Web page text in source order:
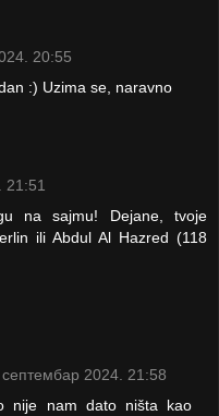
20:55
:) Uzima se, naravno
21:51
na sajmu! Dejane, tvoje
ili Abdul Al Hazred (118
2024. 21:58
nije nam dato ništa kao